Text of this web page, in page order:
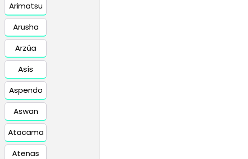
Arimatsu
Arusha
Arzúa
Asís
Aspendo
Aswan
Atacama
Atenas